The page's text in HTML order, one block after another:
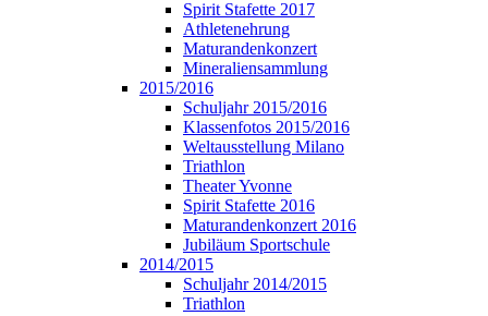
Spirit Stafette 2017
Athletenehrung
Maturandenkonzert
Mineraliensammlung
2015/2016
Schuljahr 2015/2016
Klassenfotos 2015/2016
Weltausstellung Milano
Triathlon
Theater Yvonne
Spirit Stafette 2016
Maturandenkonzert 2016
Jubiläum Sportschule
2014/2015
Schuljahr 2014/2015
Triathlon